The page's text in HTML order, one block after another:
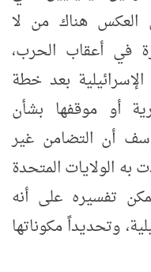
العكس هناك من لا
في أعقاب الحرب،
بعد خطة
أو موقفها بشأن
أن التضامن غير
به الولايات المتحدة
تفسيره على أنه
وتحديداً مكوناتها